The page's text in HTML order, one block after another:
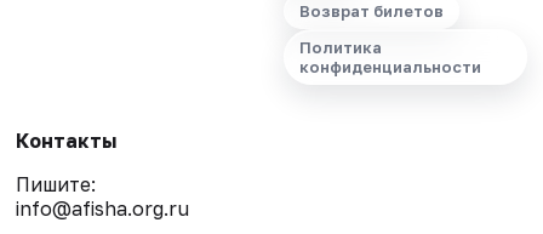
Возврат билетов
Политика
конфиденциальности
Контакты
Пишите:
info@afisha.org.ru